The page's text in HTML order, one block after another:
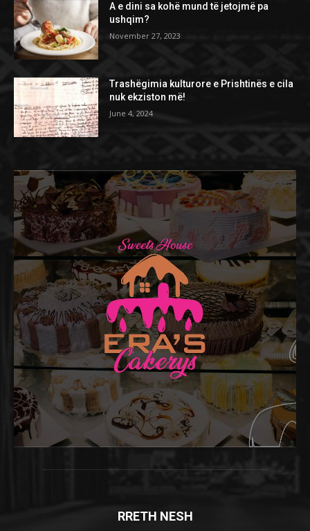
A e dini sa kohë mund të jetojmë pa
ushqim?
November 27, 2023
Trashëgimia kulturore e Prishtinës e cila
nuk ekziston më!
June 4, 2024
RRETH NESH